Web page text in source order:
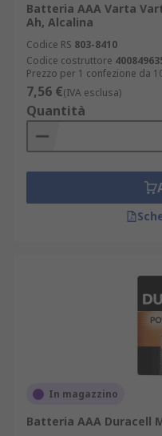
Batteria AAA Varta
Ah, Alcalina
Codice RS 803-8410
Codice costruttore
Prezzo per 1 confezione da
7,56 €(IVA esclusa)
Quantità
In magazzino
Batteria AAA Duracell